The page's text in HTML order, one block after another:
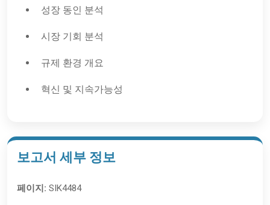
성장 동인 분석
시장 기회 분석
규제 환경 개요
혁신 및 지속가능성
보고서 세부 정보
페이지: SIK4484